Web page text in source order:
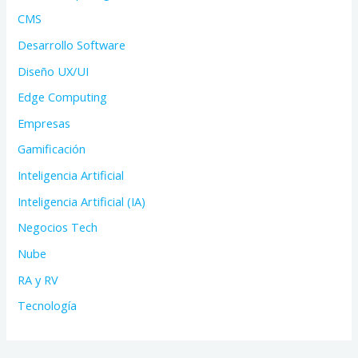
CMS
Desarrollo Software
Diseño UX/UI
Edge Computing
Empresas
Gamificación
Inteligencia Artificial
Inteligencia Artificial (IA)
Negocios Tech
Nube
RA y RV
Tecnología